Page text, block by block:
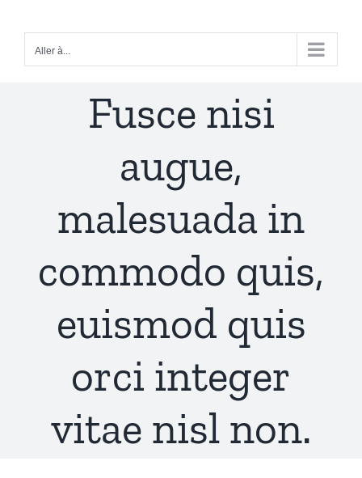
contenuAller à...
Fusce nisi
augue,
malesuada in
commodo quis,
euismod quis
orci integer
vitae nisl non.